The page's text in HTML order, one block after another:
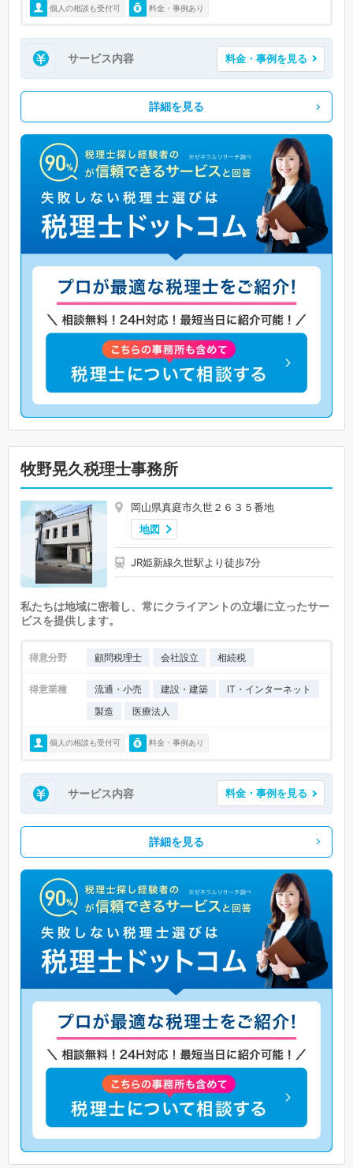
個人の相談も受付可 料金・事例あり
サービス内容 料金・事例を見る
詳細を見る
牧野晃久税理士事務所
岡山県真庭市久世２６３５番地
地図
JR姫新線久世駅より徒歩7分
私たちは地域に密着し、常にクライアントの立場に立ったサー
ビスを提供します。
得意分野 顧問税理士 会社設立 相続税
得意業種 流通・小売 建設・建築
IT・インターネット
製造
医療法人
個人の相談も受付可 料金・事例あり
サービス内容 料金・事例を見る
詳細を見る